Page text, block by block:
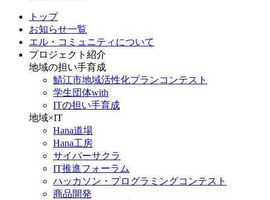
トップ
お知らせ一覧
エル・コミュニティについて
プロジェクト紹介
地域の担い手育成
鯖江市地域活性化プランコンテスト
学生団体with
ITの担い手育成
地域×IT
Hana道場
Hana工房
サイバーサクラ
IT推進フォーラム
ハッカソン・プログラミングコンテスト
商品開発